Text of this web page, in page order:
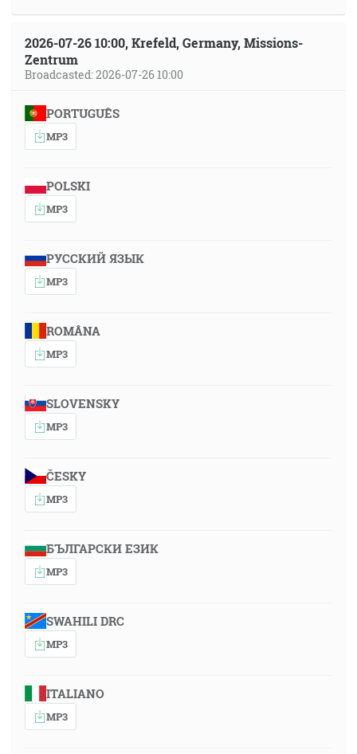
2026-07-26 10:00, Krefeld, Germany, Missions-
Zentrum
Broadcasted: 2026-07-26 10:00
PORTUGUÊS
MP3
POLSKI
MP3
РУССКИЙ ЯЗЫК
MP3
ROMÂNA
MP3
SLOVENSKY
MP3
ČESKY
MP3
БЪЛГАРСКИ ЕЗИК
MP3
SWAHILI DRC
MP3
ITALIANO
MP3